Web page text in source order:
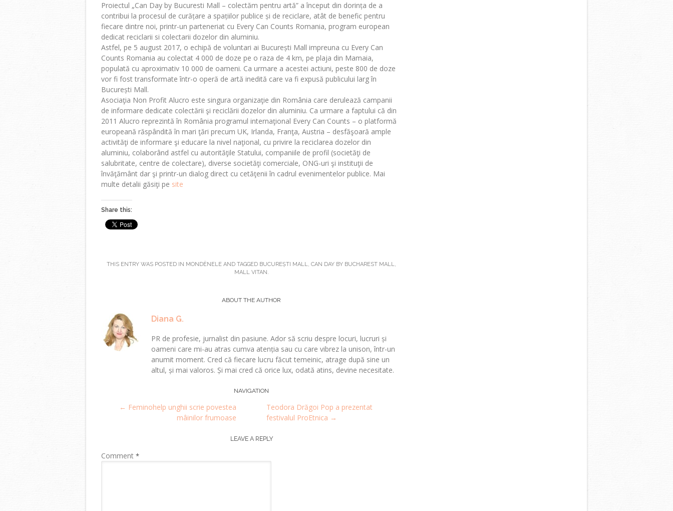
Proiectul „Can Day by Bucuresti Mall – colectăm pentru artă” a început din dorința de a
contribui la procesul de curățare a spațiilor publice și de reciclare, atât de benefic pentru
fiecare dintre noi, printr-un parteneriat cu Every Can Counts Romania, program european
dedicat reciclarii si colectarii dozelor din aluminiu.
Astfel, pe 5 august 2017, o echipă de voluntari ai București Mall impreuna cu Every Can
Counts Romania au colectat 4 000 de doze pe o raza de 4 km, pe plaja din Mamaia,
populată cu aproximativ 10 000 de oameni. Ca urmare a acestei actiuni, peste 800 de doze
vor fi fost transformate într-o operă de artă inedită care va fi expusă publicului larg în
București Mall.
Asociaţia Non Profit Alucro este singura organizaţie din România care derulează campanii
de informare dedicate colectării şi reciclării dozelor din aluminiu. Ca urmare a faptului că din
2011 Alucro reprezintă în România programul internaţional Every Can Counts – o platformă
europeană răspândită în mari ţări precum UK, Irlanda, Franţa, Austria – desfăşoară ample
activităţi de informare şi educare la nivel naţional, cu privire la reciclarea dozelor din
aluminiu, colaborând astfel cu autorităţile Statului, companiile de profil (societăţi de
salubritate, centre de colectare), diverse societăţi comerciale, ONG-uri şi instituţii de
învăţământ dar şi printr-un dialog direct cu cetăţenii în cadrul evenimentelor publice. Mai
multe detalii găsiţi pe site
Share this:
THIS ENTRY WAS POSTED IN MONDÈNELE AND TAGGED BUCUREȘTI MALL, CAN DAY BY BUCHAREST MALL,
MALL VITAN.
ABOUT THE AUTHOR
Diana G.
PR de profesie, jurnalist din pasiune. Ador să scriu despre locuri, lucruri și
oameni care mi-au atras cumva atenția sau cu care vibrez la unison, într-un
anumit moment. Cred că fiecare lucru făcut temeinic, atrage după sine un
altul, și mai valoros. Și mai cred că orice lux, odată atins, devine necesitate.
navigation
NAVIGATION
← Feminohelp unghii scrie povestea
mâinilor frumoase
Teodora Drăgoi Pop a prezentat
festivalul ProEtnica →
LEAVE A REPLY
Comment *